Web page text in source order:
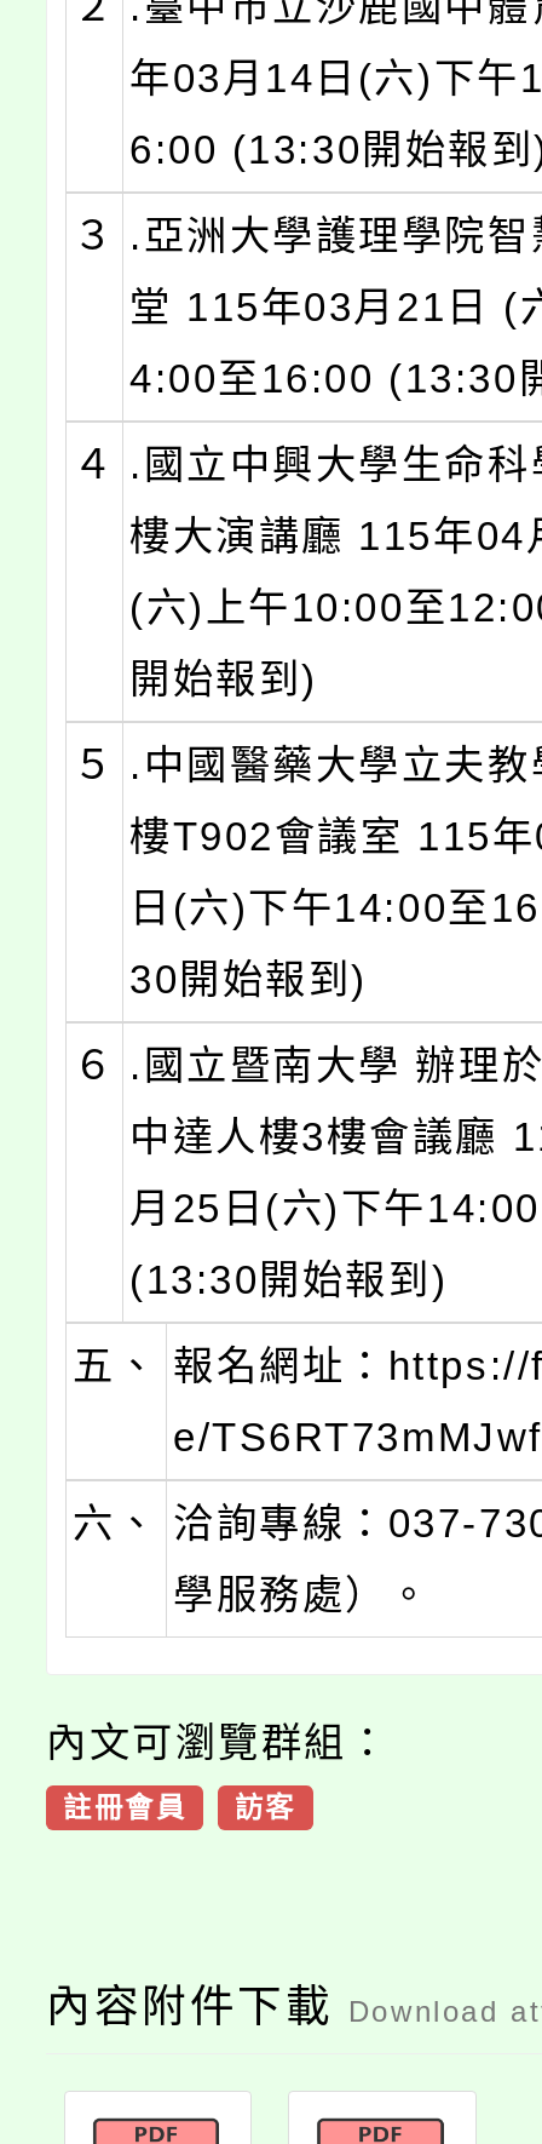
年03月14日(六)下午
6:00 (13:30開始報
３
.亞洲大學護理學院
堂 115年03月21日 (
4:00至16:00 (13:30
４
.國立中興大學生命
樓大演講廳 115年04
(六)上午10:00至
開始報到)
５
.中國醫藥大學立夫
樓T902會議室 115
日(六)下午14:00至
30開始報到)
６
.國立暨南大學 辦理
中達人樓3樓會議廳
月25日(六)下午
(13:30開始報到)
五、
報名網址：
e/
六、
洽詢專線：037-
學服務處）。
內文可瀏覽群組：
註冊會員 訪客
內容附件下載 Download